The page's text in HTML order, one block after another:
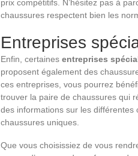
prix compétitifs. N’hésitez pas à
chaussures respectent bien les
Entreprises
Enfin, certaines entreprises
proposent également des
ces entreprises, vous pourrez
trouver la paire de chaussures qui
des informations sur les
chaussures uniques.
Que vous choisissiez de vous